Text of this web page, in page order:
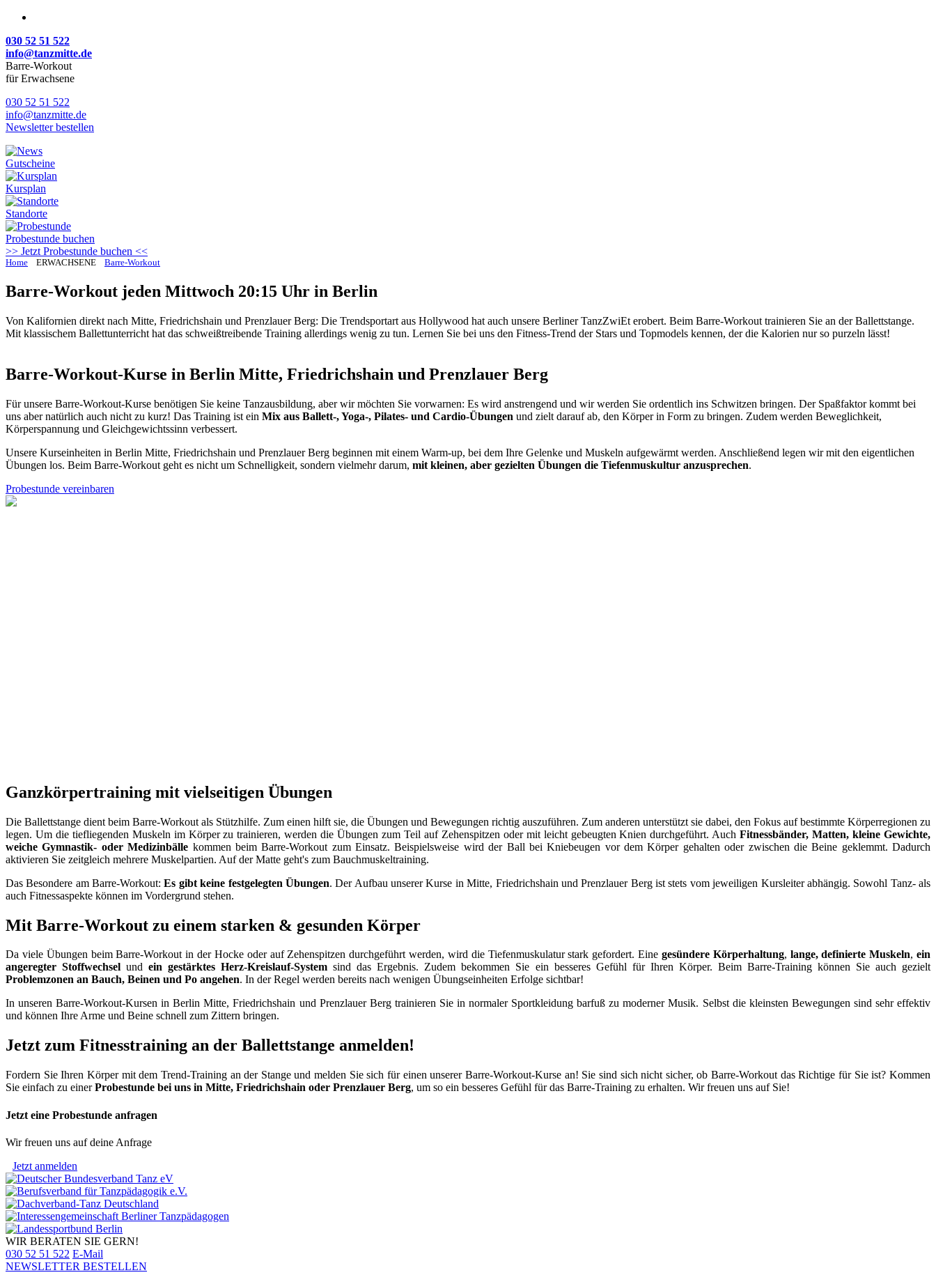
030 52 51 522
info@tanzmitte.de
Barre-Workout
für Erwachsene
030 52 51 522
info@tanzmitte.de
Newsletter bestellen
Gutscheine
Kursplan
Standorte
Probestunde buchen
>> Jetzt Probestunde buchen <<
Home ERWACHSENE Barre-Workout
Barre-Workout jeden Mittwoch 20:15 Uhr in Berlin
Von Kalifornien direkt nach Mitte, Friedrichshain und Prenzlauer Berg: Die Trendsportart aus Hollywood hat auch unsere Berliner TanzZwiEt erobert. Beim Barre-Workout trainieren Sie an der Ballettstange.
Mit klassischem Ballettunterricht hat das schweißtreibende Training allerdings wenig zu tun. Lernen Sie bei uns den Fitness-Trend der Stars und Topmodels kennen, der die Kalorien nur so purzeln lässt!
Barre-Workout-Kurse in Berlin Mitte, Friedrichshain und Prenzlauer Berg
Für unsere Barre-Workout-Kurse benötigen Sie keine Tanzausbildung, aber wir möchten Sie vorwarnen: Es wird anstrengend und wir werden Sie ordentlich ins Schwitzen bringen. Der Spaßfaktor kommt bei
uns aber natürlich auch nicht zu kurz! Das Training ist ein Mix aus Ballett-, Yoga-, Pilates- und Cardio-Übungen und zielt darauf ab, den Körper in Form zu bringen. Zudem werden Beweglichkeit,
Körperspannung und Gleichgewichtssinn verbessert.
Unsere Kurseinheiten in Berlin Mitte, Friedrichshain und Prenzlauer Berg beginnen mit einem Warm-up, bei dem Ihre Gelenke und Muskeln aufgewärmt werden. Anschließend legen wir mit den eigentlichen
Übungen los. Beim Barre-Workout geht es nicht um Schnelligkeit, sondern vielmehr darum, mit kleinen, aber gezielten Übungen die Tiefenmuskultur anzusprechen.
Probestunde vereinbaren
Ganzkörpertraining mit vielseitigen Übungen
Die Ballettstange dient beim Barre-Workout als Stützhilfe. Zum einen hilft sie, die Übungen und Bewegungen richtig auszuführen. Zum anderen unterstützt sie dabei, den Fokus auf bestimmte Körperregionen zu
legen. Um die tiefliegenden Muskeln im Körper zu trainieren, werden die Übungen zum Teil auf Zehenspitzen oder mit leicht gebeugten Knien durchgeführt. AuchFitnessbänder, Matten, kleine Gewichte,
weiche Gymnastik- oder Medizinbälle kommen beim Barre-Workout zum Einsatz. Beispielsweise wird der Ball bei Kniebeugen vor dem Körper gehalten oder zwischen die Beine geklemmt. Dadurch
aktivieren Sie zeitgleich mehrere Muskelpartien. Auf der Matte geht's zum Bauchmuskeltraining.
Das Besondere am Barre-Workout:Es gibt keine festgelegten Übungen. Der Aufbau unserer Kurse in Mitte, Friedrichshain und Prenzlauer Berg ist stets vom jeweiligen Kursleiter abhängig. Sowohl Tanz- als
auch Fitnessaspekte können im Vordergrund stehen.
Mit Barre-Workout zu einem starken & gesunden Körper
Da viele Übungen beim Barre-Workout in der Hocke oder auf Zehenspitzen durchgeführt werden, wird die Tiefenmuskulatur stark gefordert. Eine gesündere Körperhaltung, lange, definierte Muskeln,ein
angeregter Stoffwechsel undein gestärktes Herz-Kreislauf-System sind das Ergebnis. Zudem bekommen Sie ein besseres Gefühl für Ihren Körper. Beim Barre-Training können Sie auch gezielt
Problemzonen an Bauch, Beinen und Po angehen. In der Regel werden bereits nach wenigen Übungseinheiten Erfolge sichtbar!
In unseren Barre-Workout-Kursen in Berlin Mitte, Friedrichshain und Prenzlauer Berg trainieren Sie in normaler Sportkleidung barfuß zu moderner Musik. Selbst die kleinsten Bewegungen sind sehr effektiv
und können Ihre Arme und Beine schnell zum Zittern bringen.
Jetzt zum Fitnesstraining an der Ballettstange anmelden!
Fordern Sie Ihren Körper mit dem Trend-Training an der Stange und melden Sie sich für einen unserer Barre-Workout-Kurse an! Sie sind sich nicht sicher, ob Barre-Workout das Richtige für Sie ist? Kommen
Sie einfach zu einerProbestunde bei uns in Mitte, Friedrichshain oder Prenzlauer Berg, um so ein besseres Gefühl für das Barre-Training zu erhalten. Wir freuen uns auf Sie!
Jetzt eine Probestunde anfragen
Wir freuen uns auf deine Anfrage
Jetzt anmelden
WIR BERATEN SIE GERN!
030 52 51 522 E-Mail
NEWSLETTER BESTELLEN